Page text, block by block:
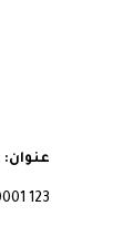
عنوان:
123 New Street, New City, NY, 10001